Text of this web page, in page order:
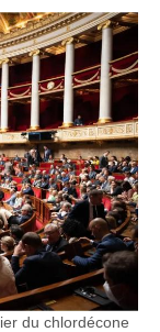
du chlordécone